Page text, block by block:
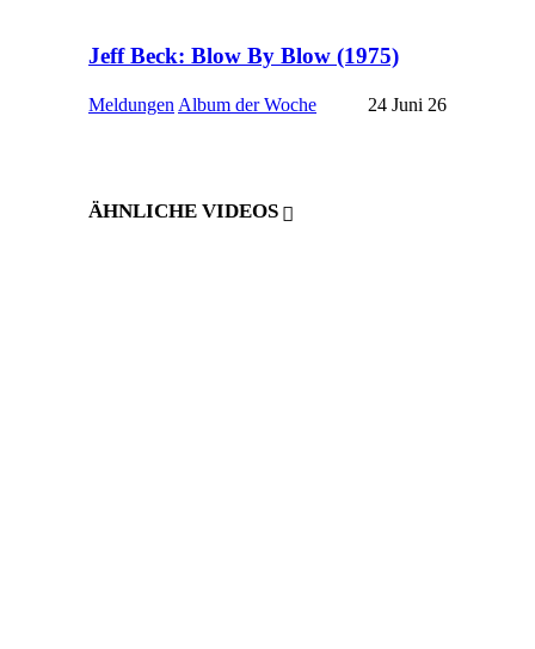
Jeff Beck: Blow By Blow (1975)
Meldungen Album der Woche 24 Juni 26
ÄHNLICHE VIDEOS